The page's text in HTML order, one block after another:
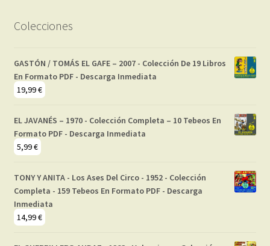
Colecciones
GASTÓN / TOMÁS EL GAFE – 2007 - Colección De 19 Libros
En Formato PDF - Descarga Inmediata
19,99€
EL JAVANÉS – 1970 - Colección Completa – 10 Tebeos En
Formato PDF - Descarga Inmediata
5,99€
TONY Y ANITA - Los Ases Del Circo - 1952 - Colección
Completa - 159 Tebeos En Formato PDF - Descarga
Inmediata
14,99€